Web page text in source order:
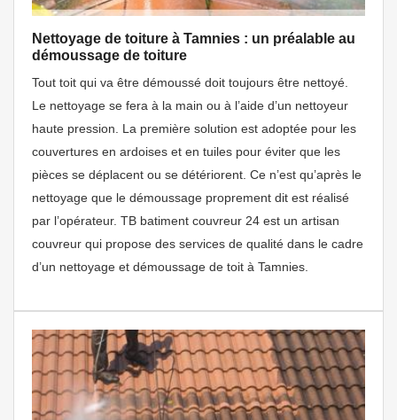
Nettoyage de toiture à Tamnies : un préalable au
démoussage de toiture
Tout toit qui va être démoussé doit toujours être nettoyé.
Le nettoyage se fera à la main ou à l’aide d’un nettoyeur
haute pression. La première solution est adoptée pour les
couvertures en ardoises et en tuiles pour éviter que les
pièces se déplacent ou se détériorent. Ce n’est qu’après le
nettoyage que le démoussage proprement dit est réalisé
par l’opérateur. TB batiment couvreur 24 est un artisan
couvreur qui propose des services de qualité dans le cadre
d’un nettoyage et démoussage de toit à Tamnies.